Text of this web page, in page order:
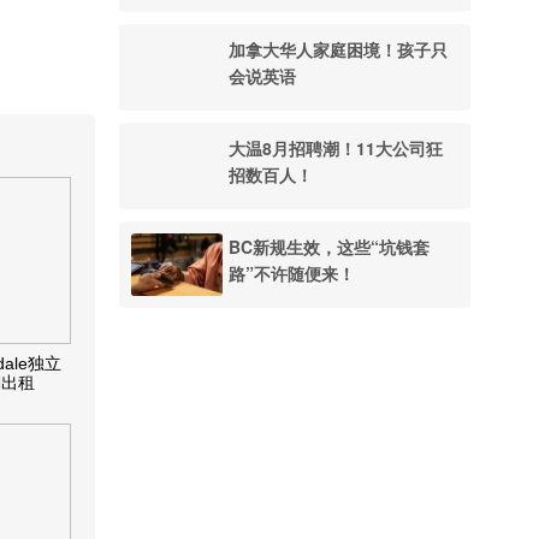
加拿大华人家庭困境！孩子只
会说英语
大温8月招聘潮！11大公司狂
招数百人！
BC新规生效，这些“坑钱套
路”不许随便来！
独立
租